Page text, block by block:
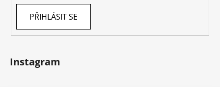
PŘIHLÁSIT SE
Instagram